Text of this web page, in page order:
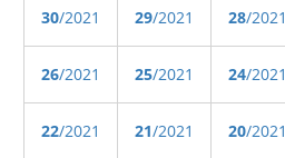
30/2021 29/2021 28/2021
26/2021 25/2021 24/2021
22/2021 21/2021 20/2021